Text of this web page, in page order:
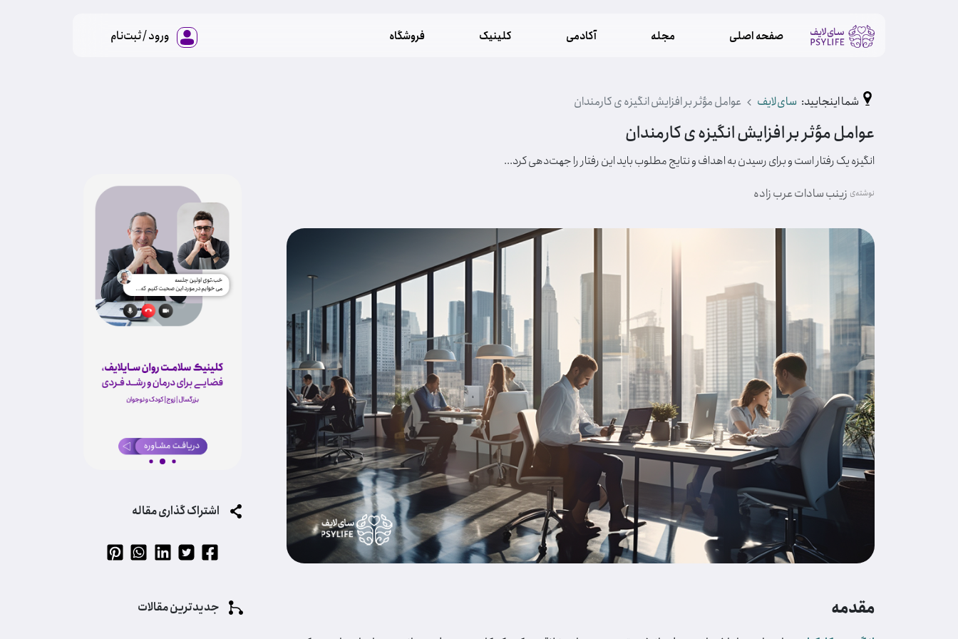
صفحه اصلی مجله آکادمی کلینیک فروشگاه ورود / ثبت‌نام
شما اینجایید: سای‌لایف عوامل مؤثر بر افزایش انگیزه ی کارمندان
عوامل مؤثر بر افزایش انگیزه ی کارمندان
انگیزه یک رفتار است و برای رسیدن به اهداف و نتایج مطلوب باید این رفتار را جهت‌دهی کرد...
نوشته‌ی زینب سادات عرب زاده
مقدمه
اشتراک گذاری مقاله
جدیدترین مقالات